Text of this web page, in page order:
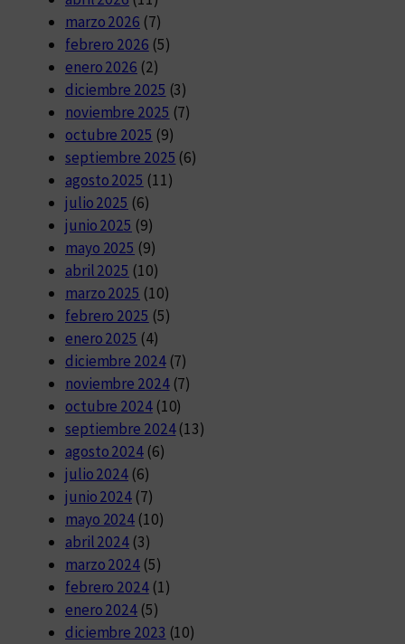
marzo 2026 (7)
febrero 2026 (5)
enero 2026 (2)
diciembre 2025 (3)
noviembre 2025 (7)
octubre 2025 (9)
septiembre 2025 (6)
agosto 2025 (11)
julio 2025 (6)
junio 2025 (9)
mayo 2025 (9)
abril 2025 (10)
marzo 2025 (10)
febrero 2025 (5)
enero 2025 (4)
diciembre 2024(7)
noviembre 2024(7)
octubre 2024(10)
septiembre 2024(13)
agosto 2024(6)
julio 2024 (6)
junio 2024 (7)
mayo 2024 (10)
abril 2024 (3)
marzo 2024 (5)
febrero 2024(1)
enero 2024 (5)
diciembre 2023 (10)